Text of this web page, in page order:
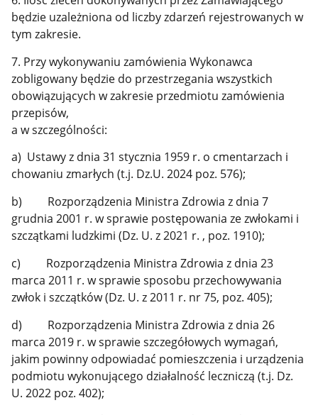
będzie uzależniona od liczby zdarzeń rejestrowanych w
tym zakresie.
7. Przy wykonywaniu zamówienia Wykonawca
zobligowany będzie do przestrzegania wszystkich
obowiązujących w zakresie przedmiotu zamówienia
przepisów,
a w szczególności:
a) Ustawy z dnia 31 stycznia 1959 r. o cmentarzach i
chowaniu zmarłych (t.j. Dz.U. 2024 poz. 576);
b) Rozporządzenia Ministra Zdrowia z dnia 7
grudnia 2001 r. w sprawie postępowania ze zwłokami i
szczątkami ludzkimi (Dz. U. z 2021 r. , poz. 1910);
c) Rozporządzenia Ministra Zdrowia z dnia 23
marca 2011 r. w sprawie sposobu przechowywania
zwłok i szczątków (Dz. U. z 2011 r. nr 75, poz. 405);
d) Rozporządzenia Ministra Zdrowia z dnia 26
marca 2019 r. w sprawie szczegółowych wymagań,
jakim powinny odpowiadać pomieszczenia i urządzenia
podmiotu wykonującego działalność leczniczą (t.j. Dz.
U. 2022 poz. 402);